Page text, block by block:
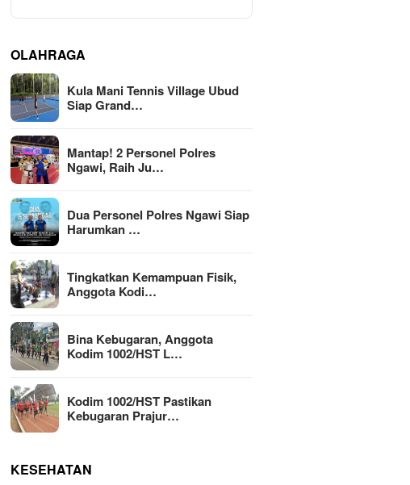
OLAHRAGA
Kula Mani Tennis Village Ubud
Siap Grand…
Mantap! 2 Personel Polres
Ngawi, Raih Ju…
Dua Personel Polres Ngawi Siap
Harumkan …
Tingkatkan Kemampuan Fisik,
Anggota Kodi…
Bina Kebugaran, Anggota
Kodim 1002/HST L…
Kodim 1002/HST Pastikan
Kebugaran Prajur…
KESEHATAN